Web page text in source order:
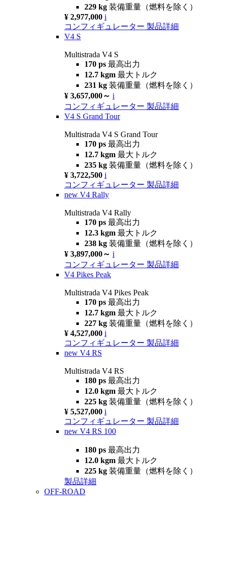
229 kg 装備重量（燃料を除く）
¥ 2,977,000 i
コンフィギュレーター 製品詳細
V4 S
Multistrada V4 S
170 ps 最高出力
12.7 kgm 最大トルク
231 kg 装備重量（燃料を除く）
¥ 3,657,000～ i
コンフィギュレーター 製品詳細
V4 S Grand Tour
Multistrada V4 S Grand Tour
170 ps 最高出力
12.7 kgm 最大トルク
235 kg 装備重量（燃料を除く）
¥ 3,722,500 i
コンフィギュレーター 製品詳細
new V4 Rally
Multistrada V4 Rally
170 ps 最高出力
12.3 kgm 最大トルク
238 kg 装備重量（燃料を除く）
¥ 3,897,000～ i
コンフィギュレーター 製品詳細
V4 Pikes Peak
Multistrada V4 Pikes Peak
170 ps 最高出力
12.7 kgm 最大トルク
227 kg 装備重量（燃料を除く）
¥ 4,527,000 i
コンフィギュレーター 製品詳細
new V4 RS
Multistrada V4 RS
180 ps 最高出力
12.0 kgm 最大トルク
225 kg 装備重量（燃料を除く）
¥ 5,527,000 i
コンフィギュレーター 製品詳細
new V4 RS 100
180 ps 最高出力
12.0 kgm 最大トルク
225 kg 装備重量（燃料を除く）
製品詳細
OFF-ROAD